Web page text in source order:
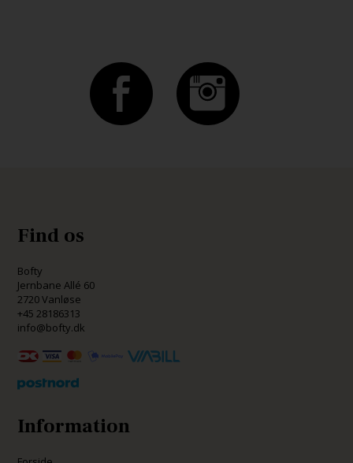
Find os
Bofty
Jernbane Allé 60
2720 Vanløse
+45 28186313
info@bofty.dk
Information